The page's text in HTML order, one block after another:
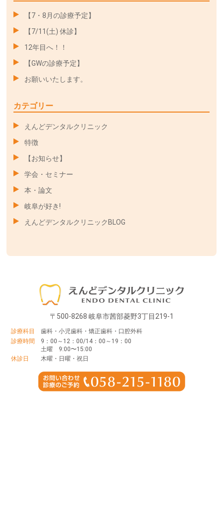
【7・8月の診療予定】
【7/11(土) 休診】
12年目へ！！
【GWの診療予定】
お願いいたします。
カテゴリー
えんどデンタルクリニック
特徴
【お知らせ】
学会・セミナー
本・論文
岐阜が好き!
えんどデンタルクリニックBLOG
〒500-8268 岐阜市茜部菱野3丁目219-1
診療科目
歯科・小児歯科・矯正歯科・口腔外科
診療時間
9：00～12：00/14：00～19：00
土曜 9:00〜15:00
休診日
木曜・日曜・祝日